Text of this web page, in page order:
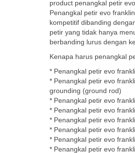
product penangkal petir
Penangkal petir evo
kompetitif dibanding
petir yang tidak hanya
berbanding lurus dengan
Kenapa harus penangkal
* Penangkal petir evo
* Penangkal petir evo
grounding (ground rod)
* Penangkal petir evo
* Penangkal petir evo
* Penangkal petir evo
* Penangkal petir evo
* Penangkal petir evo
* Penangkal petir evo